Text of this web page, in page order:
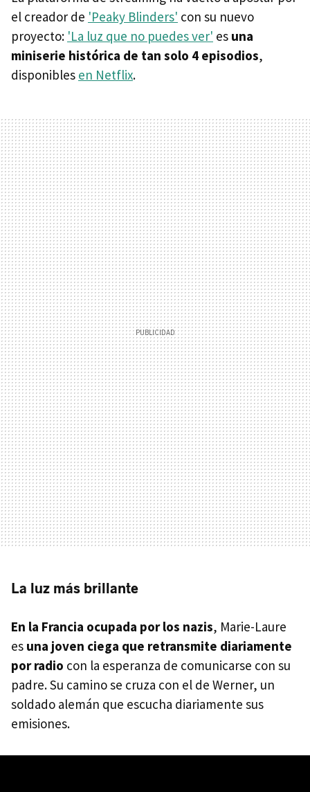
el creador de 'Peaky Blinders' con su nuevo
proyecto: 'La luz que no puedes ver' es una
miniserie histórica de tan solo 4 episodios,
disponibles en Netflix.
La luz más brillante
En la Francia ocupada por los nazis, Marie-Laure
es una joven ciega que retransmite diariamente
por radio con la esperanza de comunicarse con su
padre. Su camino se cruza con el de Werner, un
soldado alemán que escucha diariamente sus
emisiones.